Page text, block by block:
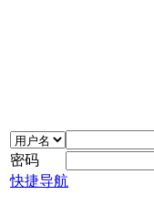
密码
快捷导航